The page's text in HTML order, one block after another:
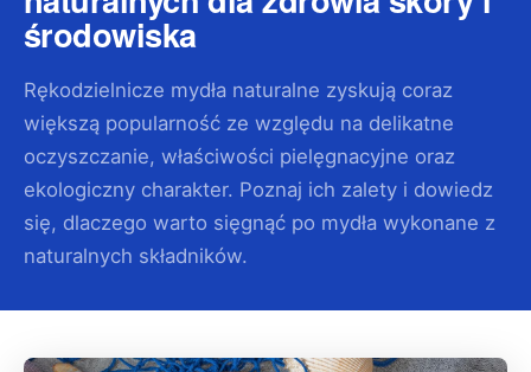
środowiska
Rękodzielnicze mydła naturalne zyskują coraz
większą popularność ze względu na delikatne
oczyszczanie, właściwości pielęgnacyjne oraz
ekologiczny charakter. Poznaj ich zalety i dowiedz
się, dlaczego warto sięgnąć po mydła wykonane z
naturalnych składników.